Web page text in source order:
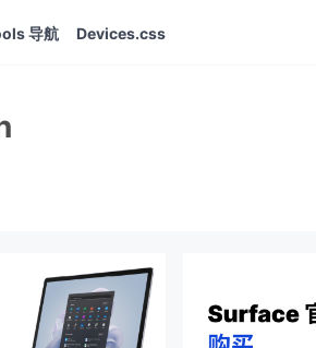
导航 Devices.css